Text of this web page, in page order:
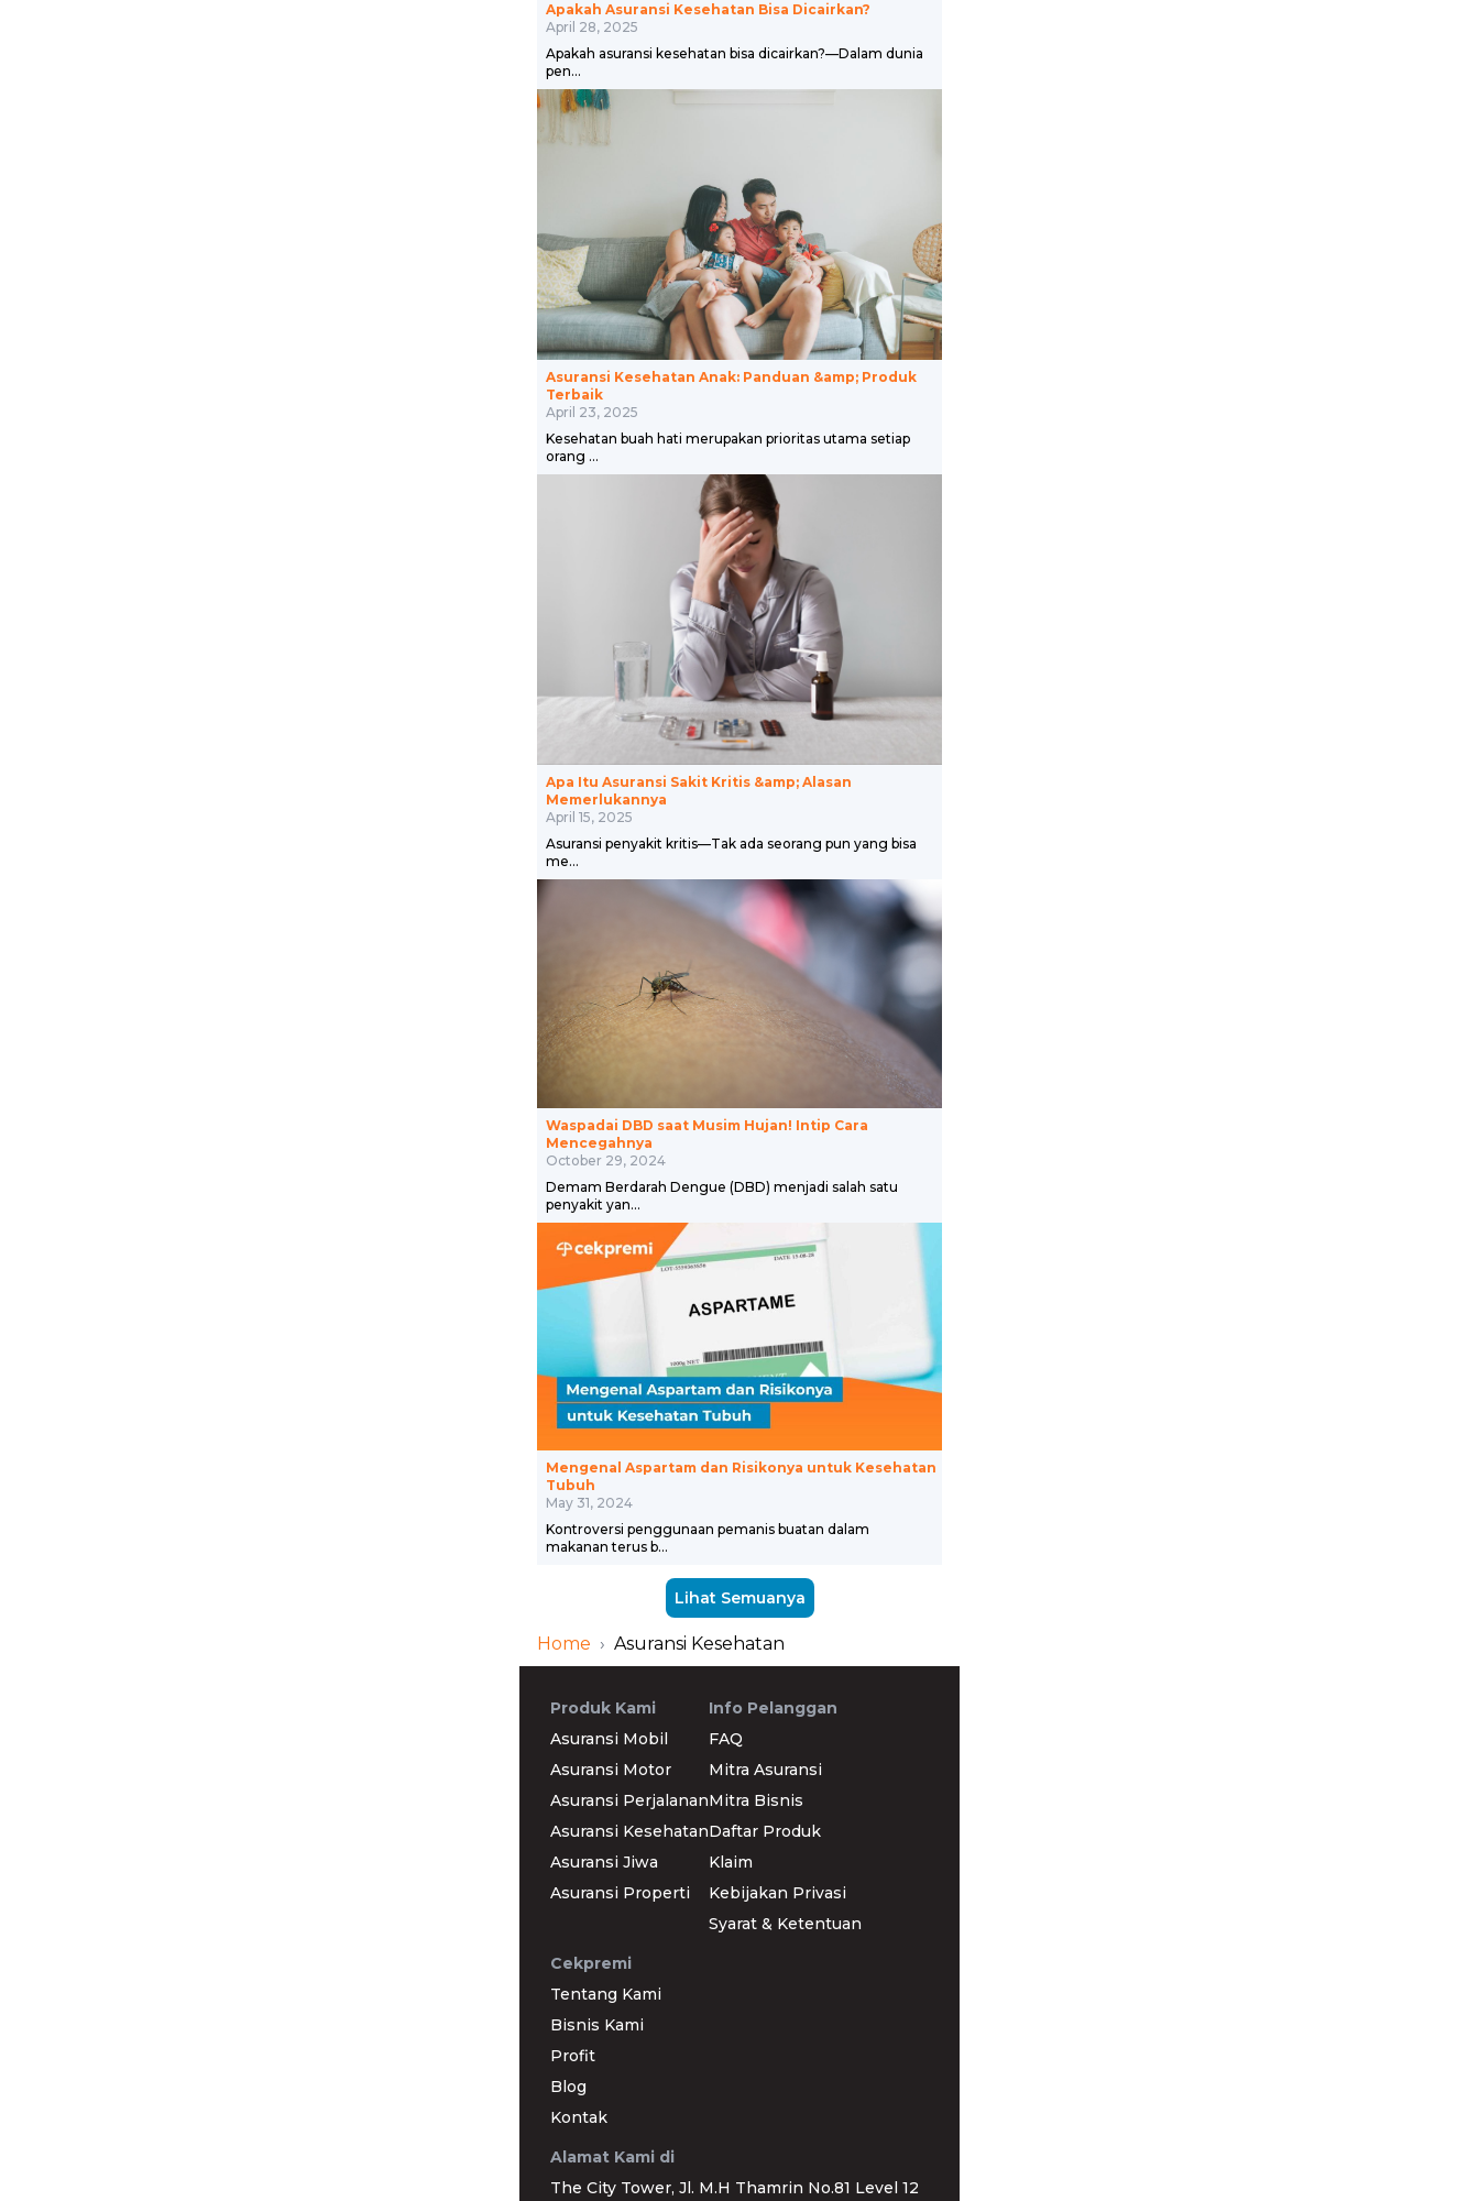
Apakah Asuransi Kesehatan Bisa Dicairkan?
April 28, 2025
Apakah asuransi kesehatan bisa dicairkan?—Dalam dunia
pen...
Asuransi Kesehatan Anak: Panduan &amp; Produk
Terbaik
April 23, 2025
Kesehatan buah hati merupakan prioritas utama setiap
orang ...
Apa Itu Asuransi Sakit Kritis &amp; Alasan
Memerlukannya
April 15, 2025
Asuransi penyakit kritis—Tak ada seorang pun yang bisa
me...
Waspadai DBD saat Musim Hujan! Intip Cara
Mencegahnya
October 29, 2024
Demam Berdarah Dengue (DBD) menjadi salah satu
penyakit yan...
Mengenal Aspartam dan Risikonya untuk Kesehatan
Tubuh
May 31, 2024
Kontroversi penggunaan pemanis buatan dalam
makanan terus b...
Lihat Semuanya
Home › Asuransi Kesehatan
Produk Kami
Asuransi Mobil
Asuransi Motor
Asuransi Perjalanan
Asuransi Kesehatan
Asuransi Jiwa
Asuransi Properti
Info Pelanggan
FAQ
Mitra Asuransi
Mitra Bisnis
Daftar Produk
Klaim
Kebijakan Privasi
Syarat & Ketentuan
Cekpremi
Tentang Kami
Bisnis Kami
Profit
Blog
Kontak
Alamat Kami di
The City Tower, Jl. M.H Thamrin No.81 Level 12